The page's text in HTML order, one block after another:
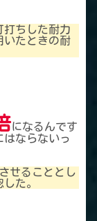
打ちした耐力
いたときの耐
になるんです
はならないっ
せることとし
た。